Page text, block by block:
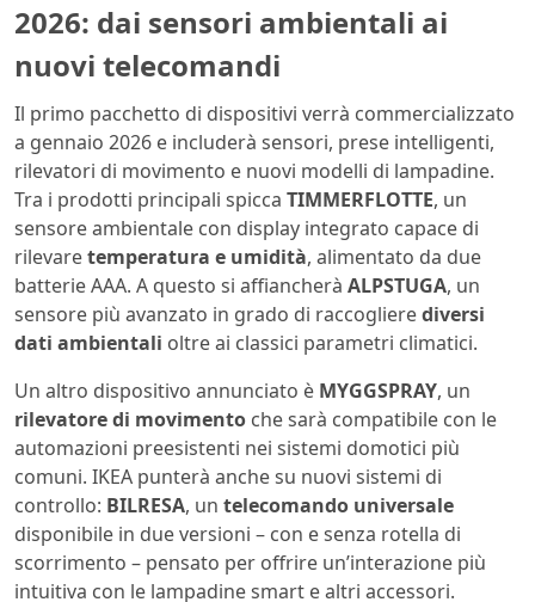
2026: dai sensori ambientali ai
nuovi telecomandi
Il primo pacchetto di dispositivi verrà commercializzato
a gennaio 2026 e includerà sensori, prese intelligenti,
rilevatori di movimento e nuovi modelli di lampadine.
Tra i prodotti principali spicca TIMMERFLOTTE, un
sensore ambientale con display integrato capace di
rilevaretemperatura e umidità, alimentato da due
batterie AAA. A questo si affiancherà ALPSTUGA, un
sensore più avanzato in grado di raccoglierediversi
dati ambientali oltre ai classici parametri climatici.
Un altro dispositivo annunciato è MYGGSPRAY, un
rilevatore di movimento che sarà compatibile con le
automazioni preesistenti nei sistemi domotici più
comuni. IKEA punterà anche su nuovi sistemi di
controllo: BILRESA, un telecomando universale
disponibile in due versioni – con e senza rotella di
scorrimento – pensato per offrire un’interazione più
intuitiva con le lampadine smart e altri accessori.